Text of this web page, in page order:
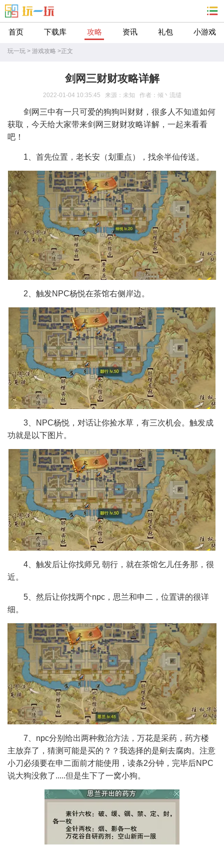
首页 下载库 攻略 资讯 礼包 小游戏
玩一玩 > 游戏攻略 >正文
剑网三财财攻略详解
2022-01-04 10:35:45 来源：未知 作者：倾丶流缱
剑网三中有一只可爱的狗狗叫财财，很多人不知道如何
获取，今天给大家带来剑网三财财攻略详解，一起来看看
吧！
1、首先位置，老长安（划重点），找余半仙传送。
2、触发NPC杨悦在茶馆右侧岸边。
3、NPC杨悦，对话让你捡水草，有三次机会。触发成
功就是以下图片。
4、触发后让你找师兄 朝行，就在茶馆乞儿任务那，很
近。
5、然后让你找两个npc，思兰和申二，位置讲的很详
细。
7、npc分别给出两种救治方法，万花是采药，药方楼
主放弃了，猜测可能是买的？？我选择的是剜去腐肉。注意
小刀必须要在申二面前才能使用，读条2分钟，完毕后NPC
说大狗没救了.....但是生下了一窝小狗。